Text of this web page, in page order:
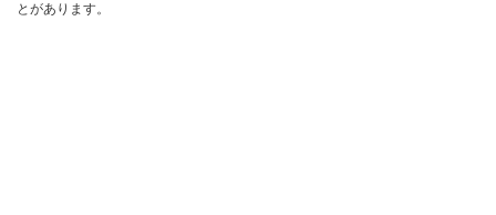
とがあります。